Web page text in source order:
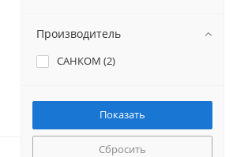
Производитель
САНКОМ (2)
Сбросить